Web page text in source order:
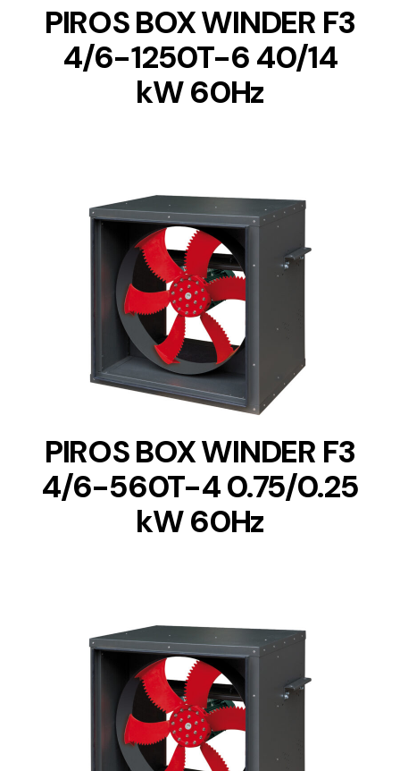
PIROS BOX WINDER F3
4/6-1250T-6 40/14
kW 60Hz
DETAILS
PIROS BOX WINDER F3
4/6-560T-4 0.75/0.25
kW 60Hz
DETAILS